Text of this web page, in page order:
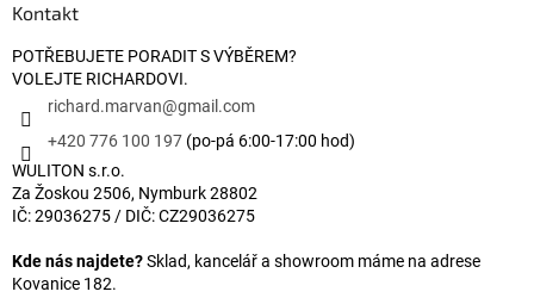
Kontakt
POTŘEBUJETE PORADIT S VÝBĚREM?
VOLEJTE RICHARDOVI.
richard.marvan@gmail.com
+420 776 100 197 (po-pá 6:00-17:00 hod)
WULITON s.r.o.
Za Žoskou 2506, Nymburk 28802
IČ: 29036275 / DIČ: CZ29036275
Kde nás najdete?Sklad, kancelář a showroom máme na adrese
Kovanice 182.